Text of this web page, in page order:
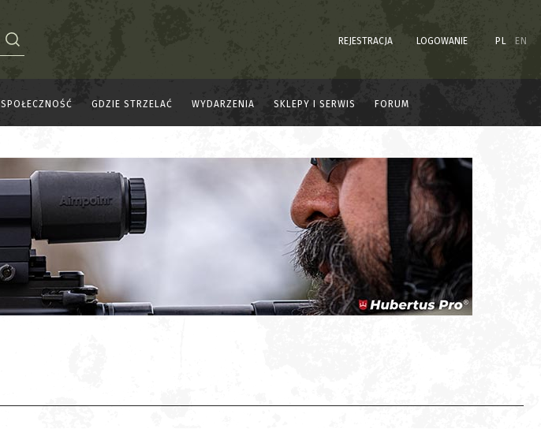
REJESTRACJA LOGOWANIE PL EN
SPOŁECZNOŚĆ GDZIE STRZELAĆ WYDARZENIA SKLEPY I SERWIS FORUM